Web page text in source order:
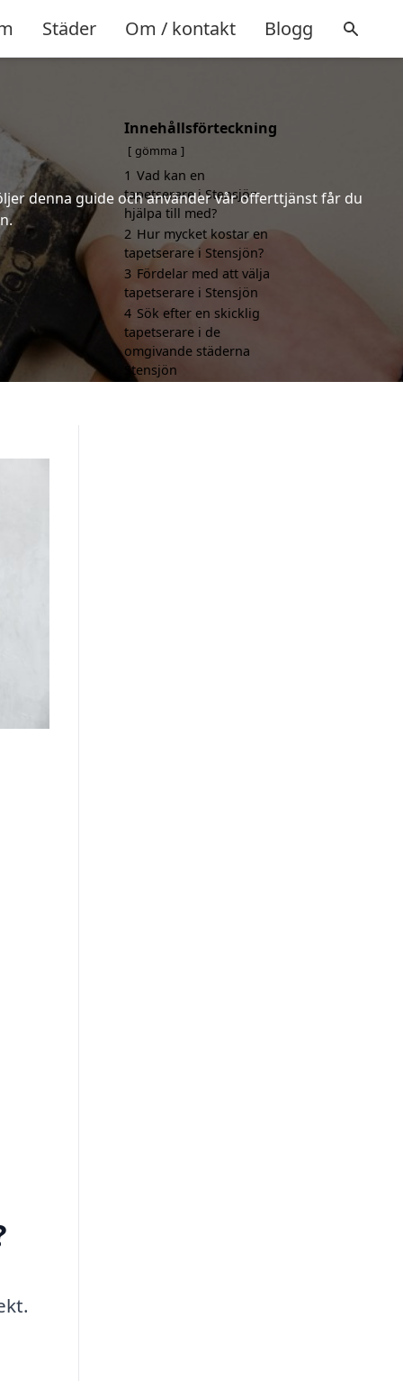
Städer Om / kontakt Blogg
denna guide och använder vår offerttjänst får du
Innehållsförteckning
gömma
1 Vad kan en
tapetserare i Stensjön
hjälpa till med?
2 Hur mycket kostar en
tapetserare i Stensjön?
3 Fördelar med att välja
tapetserare i Stensjön
4 Sök efter en skicklig
tapetserare i de
omgivande städerna
Stensjön